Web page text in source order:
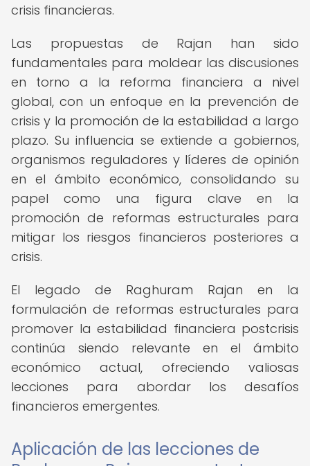
crisis financieras.
Las propuestas de Rajan han sido
fundamentales para moldear las discusiones
en torno a la reforma financiera a nivel
global, con un enfoque en la prevención de
crisis y la promoción de la estabilidad a largo
plazo. Su influencia se extiende a gobiernos,
organismos reguladores y líderes de opinión
en el ámbito económico, consolidando su
papel como una figura clave en la
promoción de reformas estructurales para
mitigar los riesgos financieros posteriores a
crisis.
El legado de Raghuram Rajan en la
formulación de reformas estructurales para
promover la estabilidad financiera postcrisis
continúa siendo relevante en el ámbito
económico actual, ofreciendo valiosas
lecciones para abordar los desafíos
financieros emergentes.
Aplicación de las lecciones de